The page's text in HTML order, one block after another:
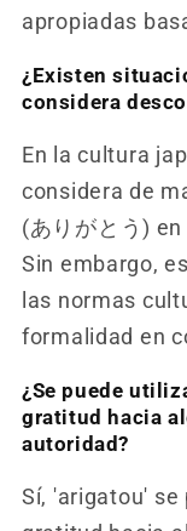
apropiadas
¿Existen
considera
En la cultura
considera de
(ありがとう)
Sin embargo,
las normas
formalidad en
¿Se puede
gratitud hacia
autoridad?
Sí, 'arigatou'